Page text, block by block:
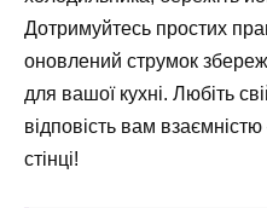
Дотримуйтесь простих
оновлений струмок
для вашої кухні. Любіть
відповість вам
стінці!